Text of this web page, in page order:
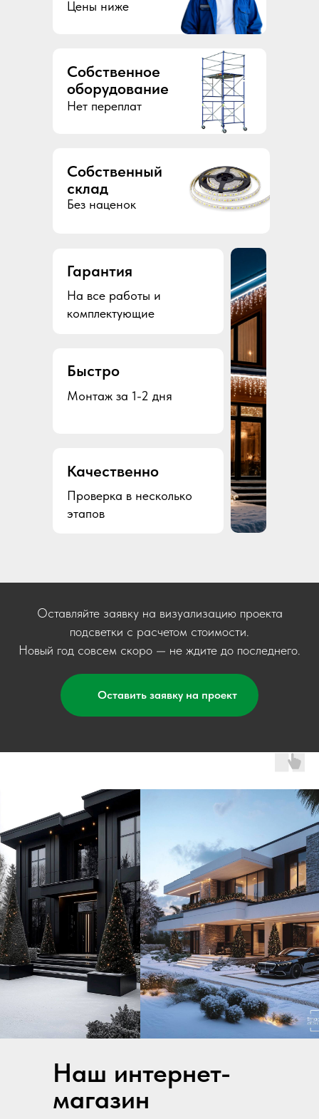
Цены ниже
Нет переплат
Собственное
оборудование
На все работы и
комплектующие
Гарантия
Без наценок
Собственный
склад
Монтаж за 1-2 дня
Быстро
Проверка в несколько
этапов
Качественно
Оставляйте заявку на визуализацию проекта
подсветки с расчетом стоимости.
Новый год совсем скоро — не ждите до последнего.
Оставить заявку на проект
Наш интернет-
магазин